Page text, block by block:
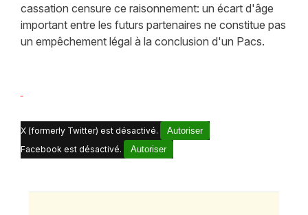
cassation censure ce raisonnement: un écart d'âge
important entre les futurs partenaires ne constitue pas
un empêchement légal à la conclusion d'un Pacs.
X (formerly Twitter) est désactivé.
Autoriser
Facebook est désactivé.
Autoriser